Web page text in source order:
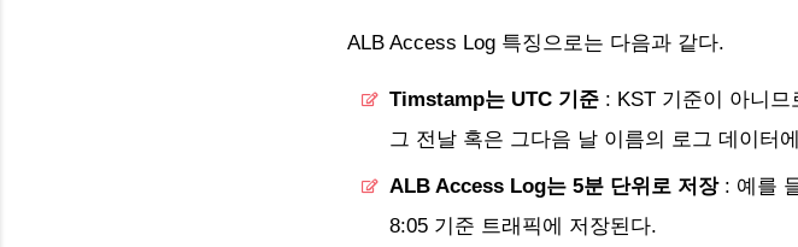
ALB Access Log 특징으로는 다음과 같다.
Timstamp는 UTC 기준 : KST 기준이 아니
그 전날 혹은 그다음 날 이름의 로그 데이터
ALB Access Log는 5분 단위로 저장: 예를
8:05 기준 트래픽에 저장된다.